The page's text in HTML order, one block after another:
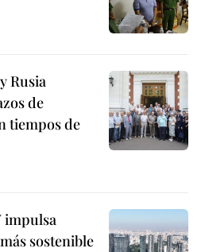
Rusia
de
tiempos de
impulsa
sostenible